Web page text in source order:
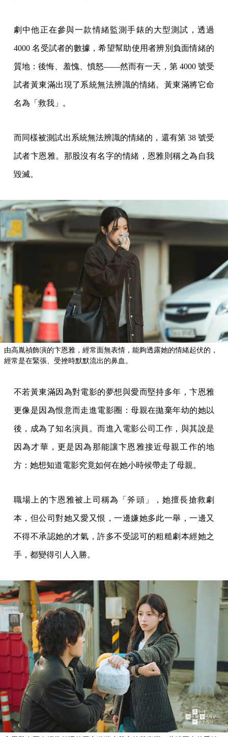
劇中他正在參與一款情緒監測手錶的大型測試，透過
4000 名受試者的數據，希望幫助使用者辨別負面情緒的
質地：後悔、羞愧、憤怒——然而有一天，第 4000 號受
試者黃東滿出現了系統無法辨識的情緒。黃東滿將它命
名為「救我」。
而同樣被測試出系統無法辨識的情緒的，還有第 38 號受
試者卞恩雅。那股沒有名字的情緒，恩雅則稱之為自我
毀滅。
由高胤禎飾演的卞恩雅，經常面無表情，能夠透露她的情緒起伏的，
經常是在緊張、受挫時默默流出的鼻血。
不若黃東滿因為對電影的夢想與愛而堅持多年，卞恩雅
更像是因為恨意而走進電影圈：母親在拋棄年幼的她以
後，成為了知名演員。而進入電影公司工作，與其說是
因為才華，更是因為那能讓卞恩雅接近母親工作的地
方：她想知道電影究竟如何在她小時候帶走了母親。
職場上的卞恩雅被上司稱為「斧頭」，她擅長搶救劇
本，但公司對她又愛又恨，一邊嫌她多此一舉，一邊又
不得不承認她的才氣，許多不受認可的粗糙劇本經她之
手，都變得引人入勝。